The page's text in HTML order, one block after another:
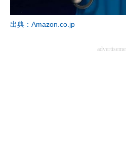
モノづくり技術者専門サイト
エレクトロニクス専門サイト
出典：Amazon.co.jp